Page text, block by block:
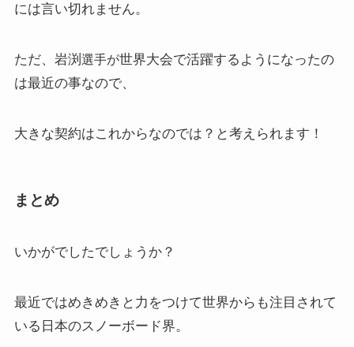
には言い切れません。
ただ、岩渕 選手が世界大会で活躍するようになったの
は最近の事なので、
大きな契約はこれからなのでは？と考えられます！
まとめ
いかがでしたでしょうか？
最近ではめきめきと力をつけて世界からも注目されて
いる日本のスノーボード界。